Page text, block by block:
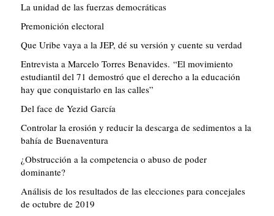
La unidad de las fuerzas democráticas
Premonición electoral
Que Uribe vaya a la JEP, dé su versión y cuente su verdad
Entrevista a Marcelo Torres Benavides. “El movimiento
estudiantil del 71 demostró que el derecho a la educación
hay que conquistarlo en las calles”
Del face de Yezid García
Controlar la erosión y reducir la descarga de sedimentos a la
bahía de Buenaventura
¿Obstrucción a la competencia o abuso de poder
dominante?
Análisis de los resultados de las elecciones para concejales
de octubre de 2019